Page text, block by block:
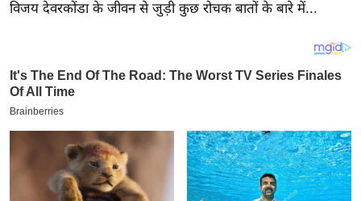
ब
खे
ल
क्रि
ट
विजय देवरकोंडा के जीवन से जुड़ी कुछ रोचक बातों के बारे में...